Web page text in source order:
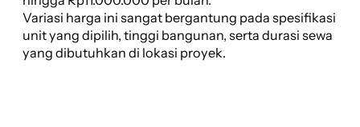
Variasi harga ini sangat bergantung pada spesifikasi
unit yang dipilih, tinggi bangunan, serta durasi sewa
yang dibutuhkan di lokasi proyek.